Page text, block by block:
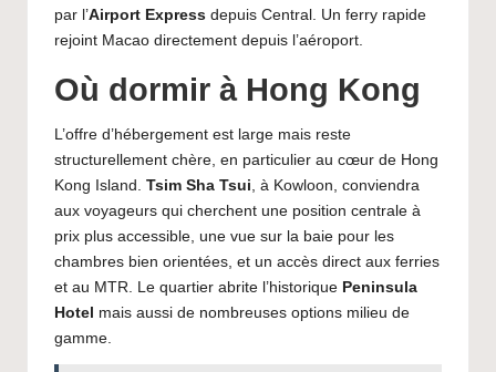
par l’Airport Express depuis Central. Un ferry rapide
rejoint Macao directement depuis l’aéroport.
Où dormir à Hong Kong
L’offre d’hébergement est large mais reste
structurellement chère, en particulier au cœur de Hong
Kong Island. Tsim Sha Tsui , à Kowloon, conviendra
aux voyageurs qui cherchent une position centrale à
prix plus accessible, une vue sur la baie pour les
chambres bien orientées, et un accès direct aux ferries
et au MTR. Le quartier abrite l’historique Peninsula
Hotel mais aussi de nombreuses options milieu de
gamme.